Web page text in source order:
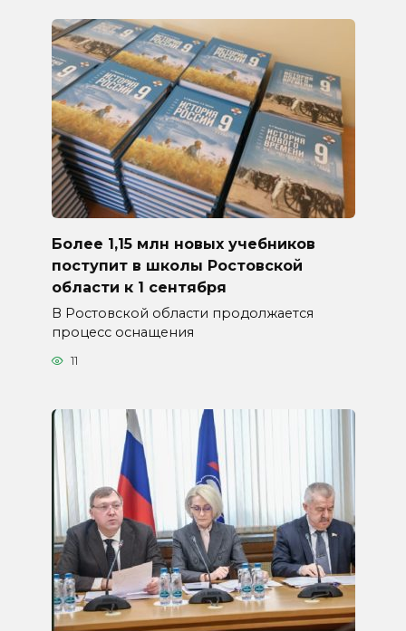
Более 1,15 млн новых учебников
поступит в школы Ростовской
области к 1 сентября
В Ростовской области продолжается
процесс оснащения
11